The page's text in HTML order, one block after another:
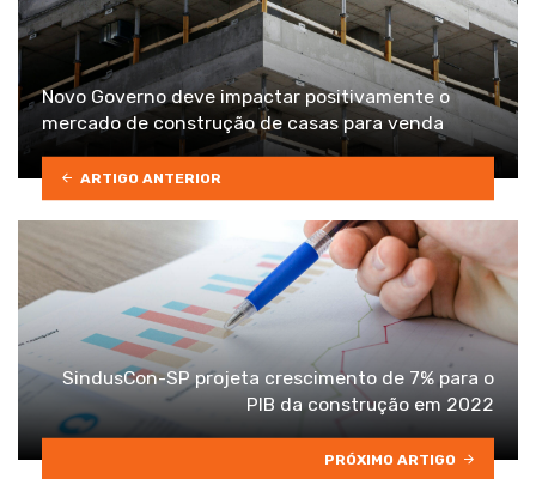
Novo Governo deve impactar positivamente o
mercado de construção de casas para venda
ARTIGO ANTERIOR
SindusCon-SP projeta crescimento de 7% para o
PIB da construção em 2022
PRÓXIMO ARTIGO